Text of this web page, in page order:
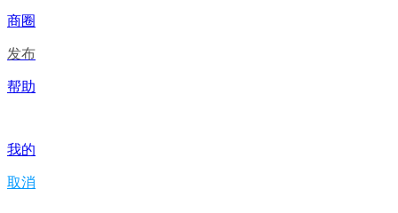
商圈
发布
帮助
我的
取消